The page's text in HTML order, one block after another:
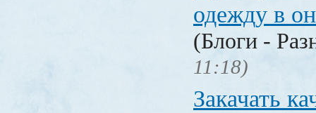
одежду в
(Блоги -
11:18)
Закачать